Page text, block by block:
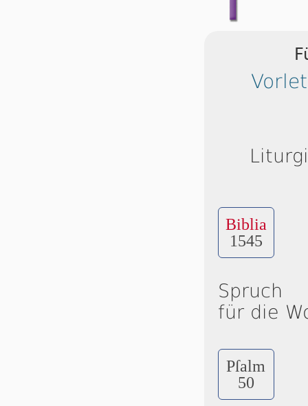
Biblia
1545
Spruch
für die
Pſalm
50